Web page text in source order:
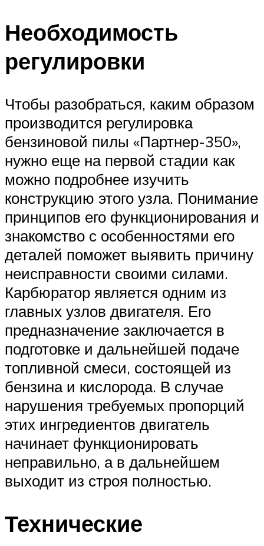
Необходимость
регулировки
Чтобы разобраться, каким образом
производится регулировка
бензиновой пилы «Партнер-350»,
нужно еще на первой стадии как
можно подробнее изучить
конструкцию этого узла. Понимание
принципов его функционирования и
знакомство с особенностями его
деталей поможет выявить причину
неисправности своими силами.
Карбюратор является одним из
главных узлов двигателя. Его
предназначение заключается в
подготовке и дальнейшей подаче
топливной смеси, состоящей из
бензина и кислорода. В случае
нарушения требуемых пропорций
этих ингредиентов двигатель
начинает функционировать
неправильно, а в дальнейшем
выходит из строя полностью.
Технические